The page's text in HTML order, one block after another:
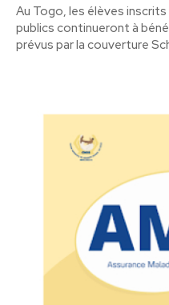
Au Togo, les élèves
publics continueront à
prévus par la couverture